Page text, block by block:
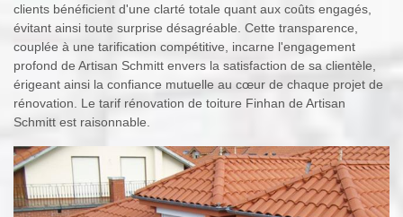
clients bénéficient d'une clarté totale quant aux coûts engagés,
évitant ainsi toute surprise désagréable. Cette transparence,
couplée à une tarification compétitive, incarne l'engagement
profond de Artisan Schmitt envers la satisfaction de sa clientèle,
érigeant ainsi la confiance mutuelle au cœur de chaque projet de
rénovation. Le tarif rénovation de toiture Finhan de Artisan
Schmitt est raisonnable.